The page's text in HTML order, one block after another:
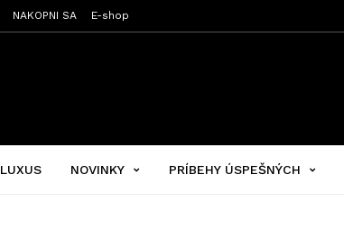
NAKOPNI SA E-shop
LUXUS NOVINKY PRÍBEHY ÚSPEŠNÝCH